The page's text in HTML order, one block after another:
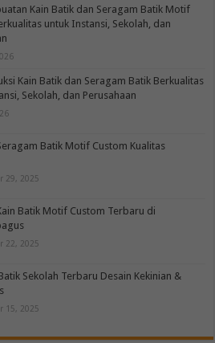
Kain Batik dan Seragam Batik Motif
untuk Instansi, Sekolah, dan
Kain Batik dan Seragam Batik Berkualitas
Sekolah, dan Perusahaan
Batik Motif Custom Kualitas
29, 2025
Batik Motif Custom Terbaru di
22, 2025
Sekolah Terbaru Desain Kekinian &
15, 2025